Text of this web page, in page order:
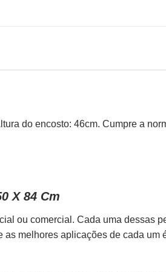
do encosto: 46cm. Cumpre a
X 84 Cm
ou comercial. Cada uma dessas
melhores aplicações de cada um